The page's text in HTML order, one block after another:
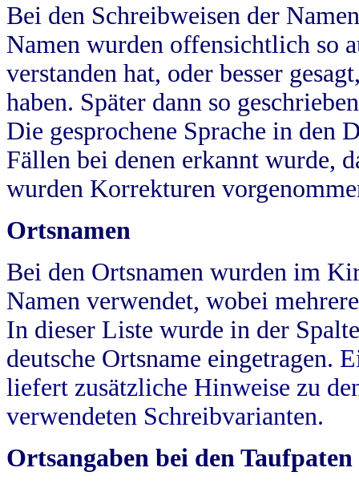
Bei den Schreibweisen der
Namen wurden offensichtlich so
verstanden hat, oder besser
haben. Später dann so
Die gesprochene Sprache in
Fällen bei denen erkannt wurde,
wurden Korrekturen
Ortsnamen
Bei den Ortsnamen wurden im
Namen verwendet, wobei
In dieser Liste wurde in der
deutsche Ortsname eingetragen.
liefert zusätzliche Hinweise zu
verwendeten Schreibvarianten.
Ortsangaben bei den Taufpaten